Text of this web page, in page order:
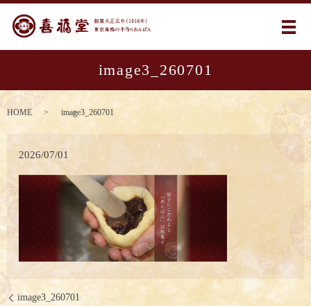
メ
image3_260701
HOME image3_260701
2026/07/01
image3_260701